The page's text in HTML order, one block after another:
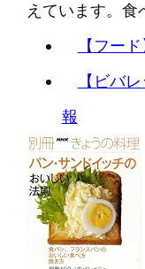
えています。食
【フー
【ビバ
報